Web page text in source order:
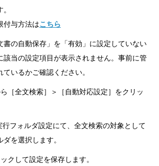
付与方法はこちら
の自動保存」を「有効」に設定していない
該当の設定項目が表示されません。事前に管
いるかご確認ください。
［全文検索］＞［自動対応設定］をクリッ
フォルダ設定にて、全文検索の対象として
を選択します。
クして設定を保存します。